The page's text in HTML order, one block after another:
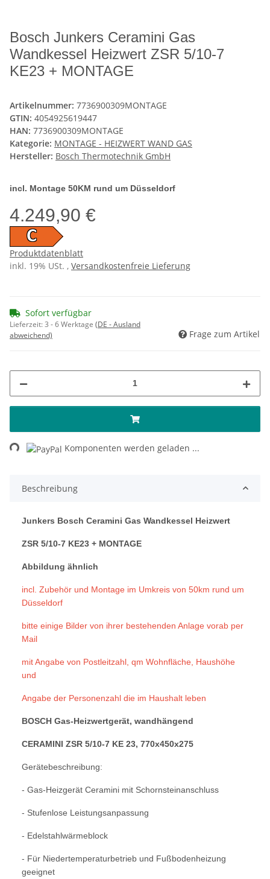
Bosch Junkers Ceramini Gas
Wandkessel Heizwert ZSR 5/10-7
KE23 + MONTAGE
Artikelnummer: 7736900309MONTAGE
GTIN: 4054925619447
HAN: 7736900309MONTAGE
Kategorie: MONTAGE - HEIZWERT WAND GAS
Hersteller: Bosch Thermotechnik GmbH
incl. Montage 50KM rund um Düsseldorf
4.249,90 €
C
Produktdatenblatt
inkl. 19% USt. , Versandkostenfreie Lieferung
Sofort verfügbar
Lieferzeit:3 - 6 Werktage (DE - Ausland
abweichend)
Frage zum Artikel
Loading... Komponenten werden geladen ...
Beschreibung
Junkers Bosch Ceramini Gas Wandkessel Heizwert
ZSR 5/10-7 KE23 + MONTAGE
Abbildung ähnlich
incl. Zubehör und Montage im Umkreis von 50km rund um
Düsseldorf
bitte einige Bilder von ihrer bestehenden Anlage vorab per
Mail
mit Angabe von Postleitzahl, qm Wohnfläche, Haushöhe
und
Angabe der Personenzahl die im Haushalt leben
BOSCH Gas-Heizwertgerät, wandhängend
CERAMINI ZSR 5/10-7 KE 23, 770x450x275
Gerätebeschreibung:
- Gas-Heizgerät Ceramini mit Schornsteinanschluss
- Stufenlose Leistungsanpassung
- Edelstahlwärmeblock
- Für Niedertemperaturbetrieb und Fußbodenheizung
geeignet